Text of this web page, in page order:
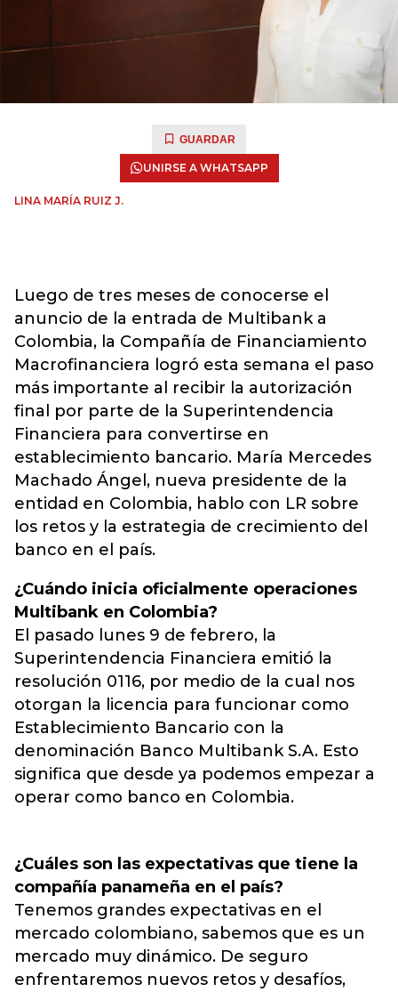
GUARDAR
UNIRSE A WHATSAPP
LINA MARÍA RUIZ J.
Luego de tres meses de conocerse el
anuncio de la entrada de Multibank a
Colombia, la Compañía de Financiamiento
Macrofinanciera logró esta semana el paso
más importante al recibir la autorización
final por parte de la Superintendencia
Financiera para convertirse en
establecimiento bancario. María Mercedes
Machado Ángel, nueva presidente de la
entidad en Colombia, hablo con LR sobre
los retos y la estrategia de crecimiento del
banco en el país.
¿Cuándo inicia oficialmente operaciones
Multibank en Colombia?
El pasado lunes 9 de febrero, la
Superintendencia Financiera emitió la
resolución 0116, por medio de la cual nos
otorgan la licencia para funcionar como
Establecimiento Bancario con la
denominación Banco Multibank S.A. Esto
significa que desde ya podemos empezar a
operar como banco en Colombia.
¿Cuáles son las expectativas que tiene la
compañía panameña en el país?
Tenemos grandes expectativas en el
mercado colombiano, sabemos que es un
mercado muy dinámico. De seguro
enfrentaremos nuevos retos y desafíos,